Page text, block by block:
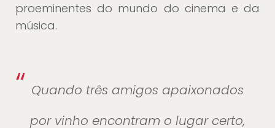
proeminentes do mundo do cinema e da
música.
“ Quando três amigos apaixonados
por vinho encontram o lugar certo,